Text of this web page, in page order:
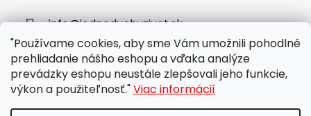
"Používame cookies, aby sme Vám umožnili pohodlné
prehliadanie nášho eshopu a vďaka analýze
prevádzky eshopu neustále zlepšovali jeho funkcie,
výkon a použiteľnosť."Viac informácií
info@jednoduchyzivot.sk
E-shop: 0948 647 767